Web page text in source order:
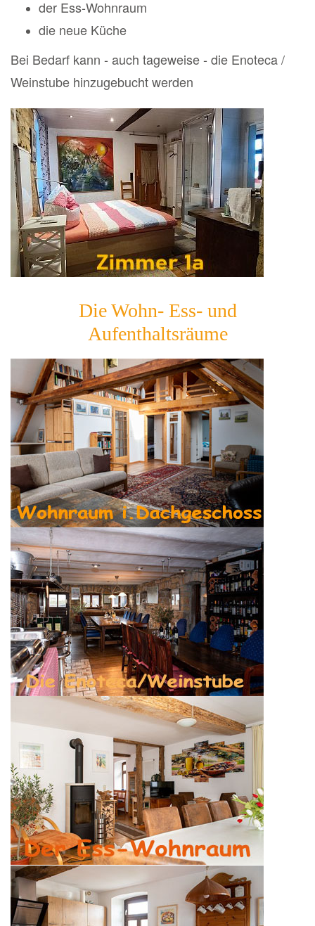
der Ess-Wohnraum
die neue Küche
Bei Bedarf kann - auch tageweise- ​​​​​​​ die Enoteca /
Weinstube hinzugebucht werden
Die Wohn- Ess- und
Aufenthaltsräume